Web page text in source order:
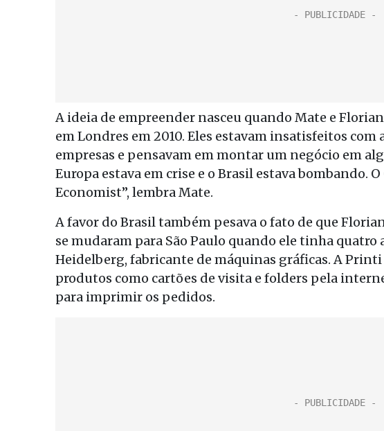
A ideia de empreender nasceu quando Mate e
em Londres em 2010. Eles estavam insatisfeitos
empresas e pensavam em montar um negócio em
Europa estava em crise e o Brasil estava bombando.
Economist”, lembra Mate.
A favor do Brasil também pesava o fato de que
se mudaram para São Paulo quando ele tinha quatro
Heidelberg, fabricante de máquinas gráficas. A Printi
produtos como cartões de visita e folders pela
para imprimir os pedidos.